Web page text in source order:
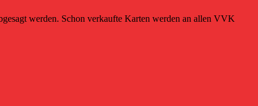
werden. Schon verkaufte Karten werden an allen VVK